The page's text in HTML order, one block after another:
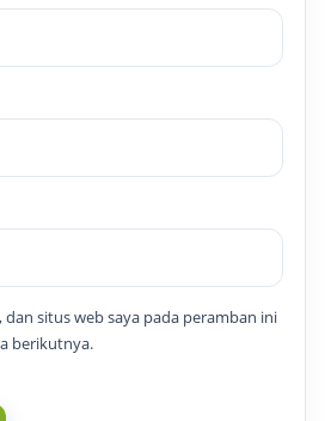
dan situs web saya pada peramban ini
berikutnya.